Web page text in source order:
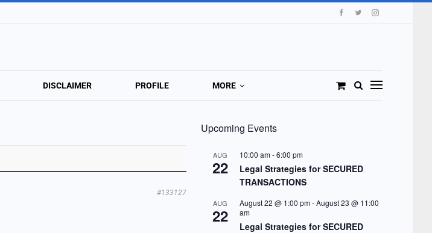
DISCLAIMER PROFILE MORE
#133127
Upcoming Events
AUG
22
10:00 am-6:00 pm
Legal Strategies for SECURED
TRANSACTIONS
AUG
22
August 22 @ 1:00 pm-August 23 @ 11:00
am
Legal Strategies for SECURED